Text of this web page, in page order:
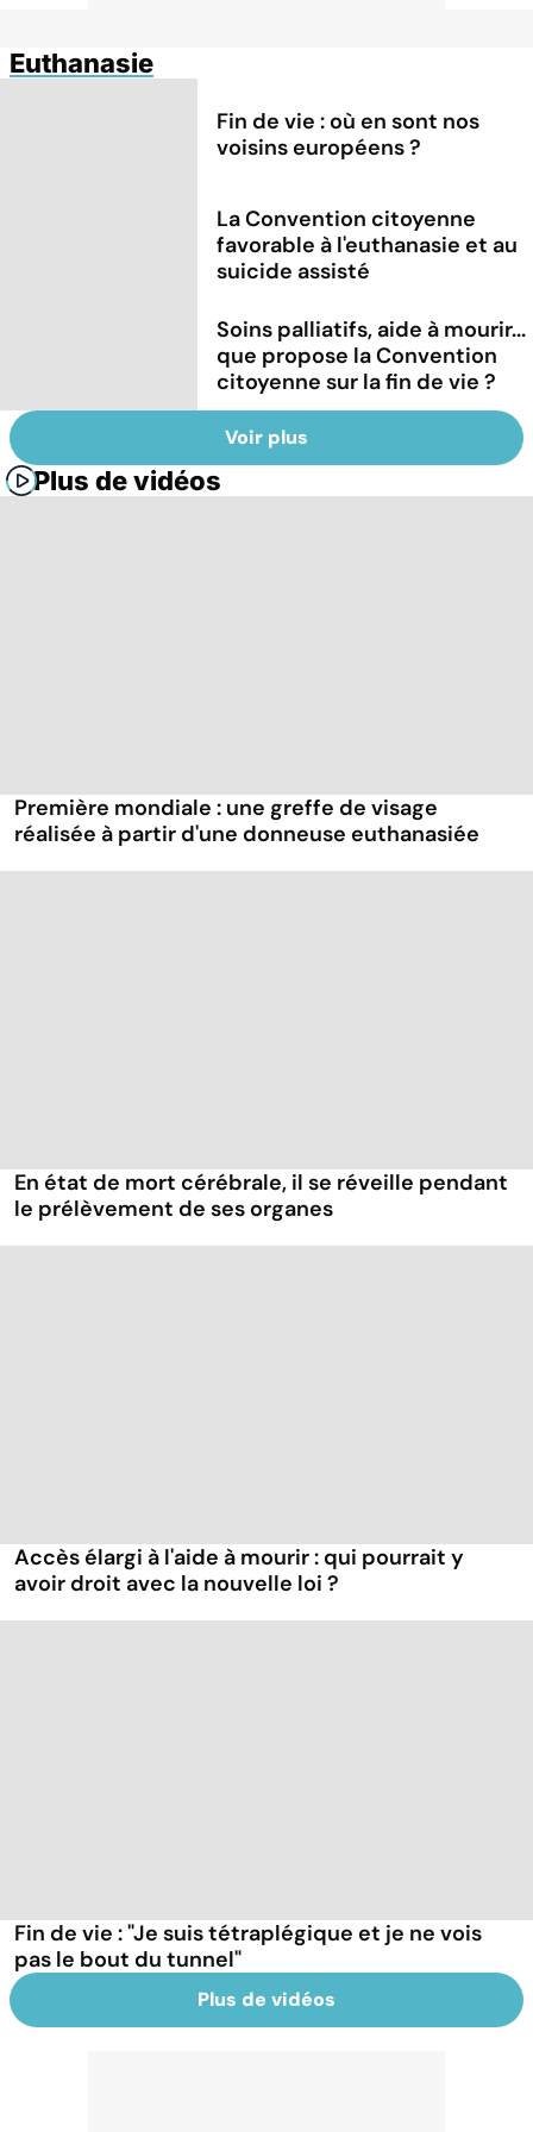
Euthanasie
Fin de vie : où en sont nos
voisins européens ?
La Convention citoyenne
favorable à l'euthanasie et au
suicide assisté
Soins palliatifs, aide à mourir...
que propose la Convention
citoyenne sur la fin de vie ?
Voir plus
Plus de vidéos
Première mondiale : une greffe de visage
réalisée à partir d'une donneuse euthanasiée
En état de mort cérébrale, il se réveille pendant
le prélèvement de ses organes
Accès élargi à l'aide à mourir : qui pourrait y
avoir droit avec la nouvelle loi ?
Fin de vie : "Je suis tétraplégique et je ne vois
pas le bout du tunnel"
Plus de vidéos